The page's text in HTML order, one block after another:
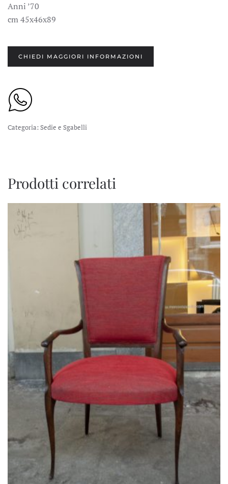
Anni ’70
cm 45x46x89
CHIEDI MAGGIORI INFORMAZIONI
Categoria: Sedie e Sgabelli
Prodotti correlati